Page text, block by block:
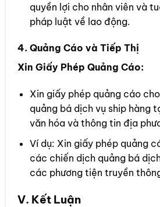
quyền lợi cho nhân viên và
pháp luật về lao động.
4. Quảng Cáo và Tiếp Thị
Xin Giấy Phép Quảng Cáo:
Xin giấy phép quảng cáo
quảng bá dịch vụ ship hàng
văn hóa và thông tin địa
Ví dụ: Xin giấy phép quảng
các chiến dịch quảng bá
các phương tiện truyền
V. Kết Luận